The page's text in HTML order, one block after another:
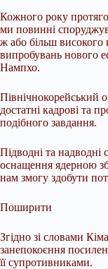
Кожного року
ми повинні
ж або більш високого
випробувань нового
Нампхо.
Північнокорейський
достатні кадрові та
подібного завдання.
Підводні та
оснащення ядерною
нам змогу здобути
Поширити
Згідно зі словами
занепокоєння
її супротивниками.